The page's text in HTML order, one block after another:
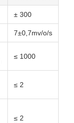
± 300
7±0,7mv/o/s
≤ 1000
≤ 2
≤ 2